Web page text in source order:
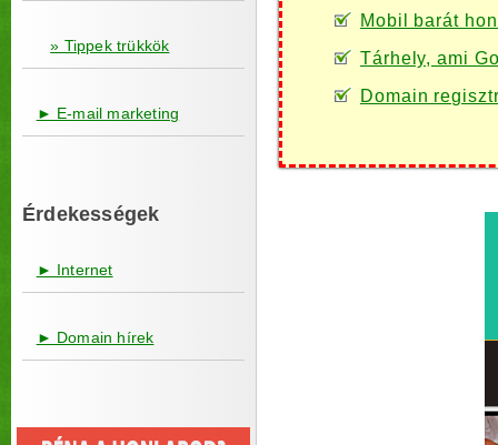
» Tippek trükkök
► E-mail marketing
Érdekességek
► Internet
► Domain hírek
Mobil barát
Tárhely, ami
Domain